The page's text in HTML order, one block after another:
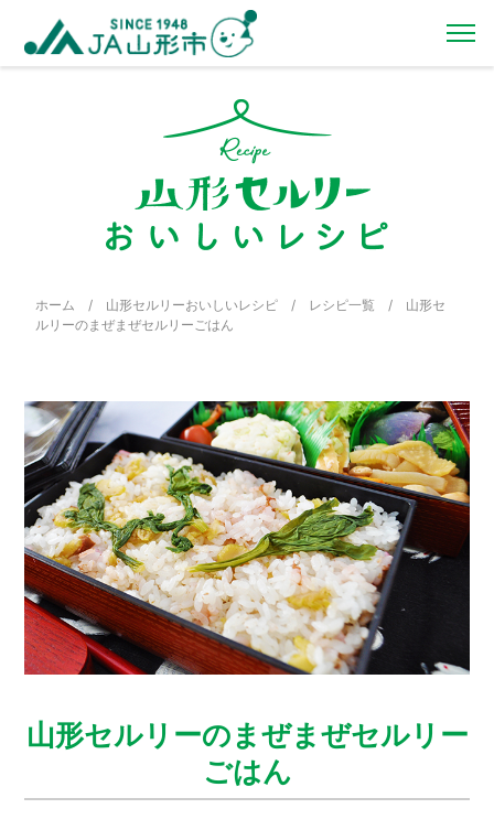
ホーム / 山形セルリーおいしいレシピ / レシピ一覧 / 山形セ
ルリーのまぜまぜセルリーごはん
山形セルリーのまぜまぜセルリー
ごはん